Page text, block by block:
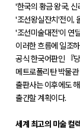
'한국의 황금 왕국,
'조선왕실잔치'전이,
'조선미술대전'이 연
이러한 흐름에 일조
공식 한국어판인 『
메트로폴리탄 박물
출판사는 이후에도
출간할 계획이다.
세계 최고의 미술 컬